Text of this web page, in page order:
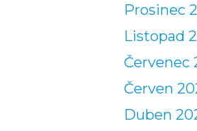
Prosinec
Listopad
Červenec
Červen
Duben